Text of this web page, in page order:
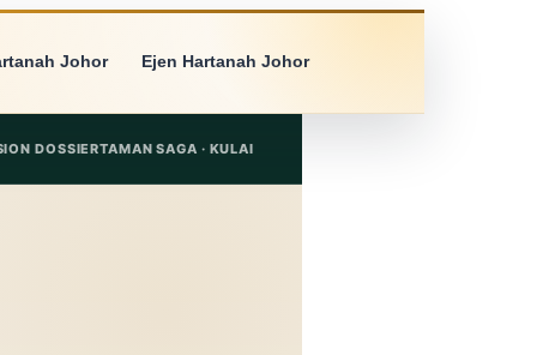
Johor Ejen Hartanah Johor
DOSSIERTAMAN SAGA · KULAI